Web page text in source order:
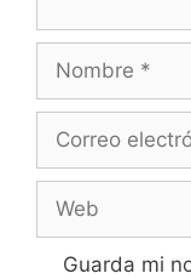
Nombre
Correo
Web
Guarda mi